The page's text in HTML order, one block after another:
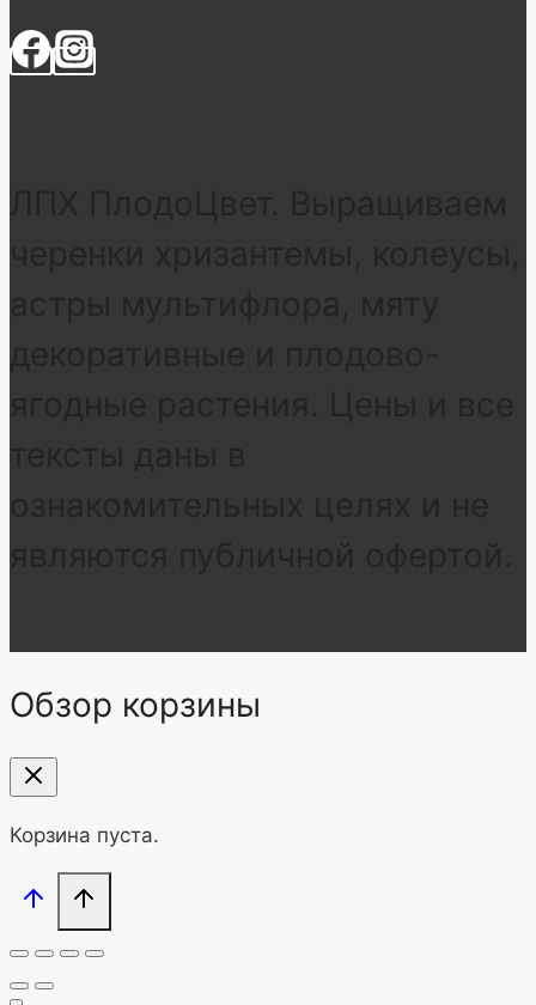
Обзор корзины
Корзина пуста.